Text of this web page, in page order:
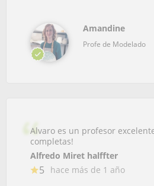
Amandine
Profe de Modelado
Alvaro es un profesor
completas!
Alfredo Miret halffter
5 hace más de 1 año